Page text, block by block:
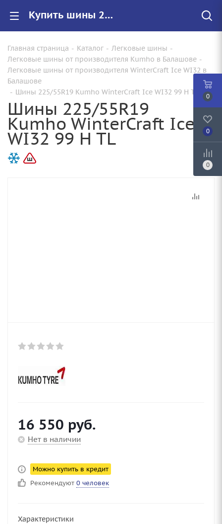
Купить шины 225/55R19 Kumho WinterCraft Ice WI32 99 H TL |Арт.2354453 по цене от 16550.00 руб. в Балашове с доставкой
Главная страница - Каталог - Легковые шины -
Легковые шины от производителя Kumho в Балашове -
Легковые шины от производителя WinterCraft Ice WI32 в
Балашове
- Шины 225/55R19 Kumho WinterCraft Ice WI32 99 H TL
Шины 225/55R19
Kumho WinterCraft Ice
WI32 99 H TL
16 550 руб.
Нет в наличии
Можно купить в кредит
Рекомендуют 0 человек
Характеристики
0
0
0